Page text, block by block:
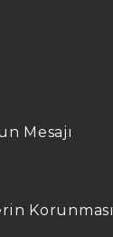
Mesajı
Korunması